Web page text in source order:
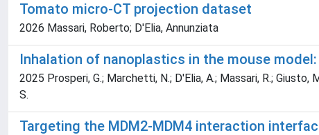
Tomato micro-CT projection dataset
2026 Massari, Roberto; D'Elia, Annunziata
Inhalation of nanoplastics in the mouse
2025 Prosperi, G.; Marchetti, N.; D'Elia, A.; Massari, R.; Giusto,
S.
Targeting the MDM2-MDM4 interaction